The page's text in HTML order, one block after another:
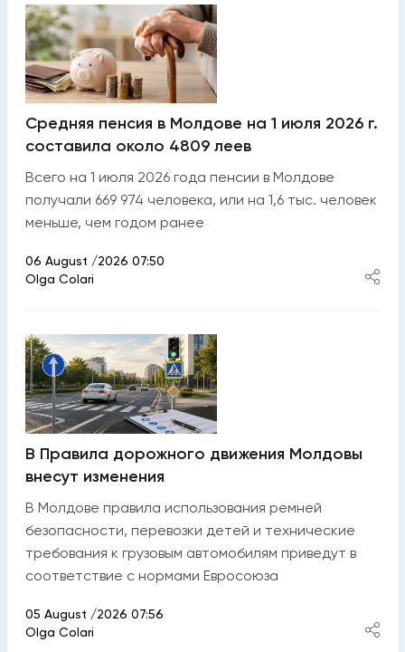
Средняя пенсия в Молдове на 1 июля 2026 г.
составила около 4809 леев
Всего на 1 июля 2026 года пенсии в Молдове
получали 669 974 человека, или на 1,6 тыс. человек
меньше, чем годом ранее
06 August /2026 07:50
Olga Colari
В Правила дорожного движения Молдовы
внесут изменения
​В Молдове правила использования ремней
безопасности, перевозки детей и технические
требования к грузовым автомобилям приведут в
соответствие с нормами Евросоюза
05 August /2026 07:56
Olga Colari